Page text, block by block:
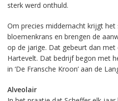
sterk werd onthuld.
Om precies middernacht krijgt het
bloemenkrans en brengen de
op de jarige. Dat gebeurt dan
Hartevelt. Dat bedrijf begon met
in ‘De Fransche Kroon’ aan de
Alveolair